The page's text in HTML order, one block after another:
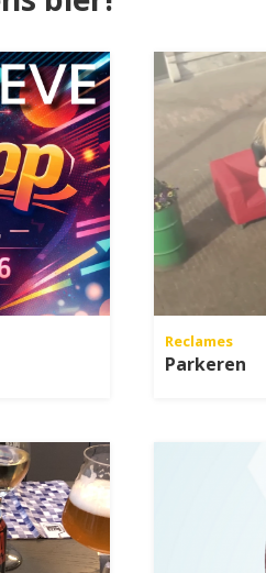
Reclames
Parkeren